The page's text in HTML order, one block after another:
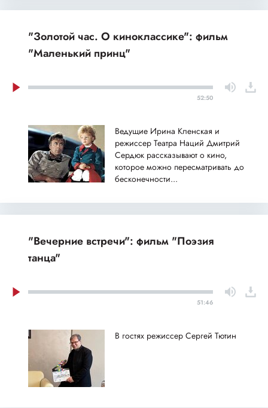
"Золотой час. О киноклассике": фильм
"Маленький принц"
52:50
Ведущие Ирина Кленская и
режиссер Театра Наций Дмитрий
Сердюк рассказывают о кино,
которое можно пересматривать до
бесконечности...
"Вечерние встречи": фильм "Поэзия
танца"
51:46
В гостях режиссер Сергей Тютин